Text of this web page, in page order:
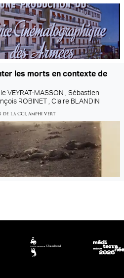
les morts en contexte de
VEYRAT-MASSON , Sébastien
ROBINET , Claire BLANDIN
de la CCI, Amphi Vert